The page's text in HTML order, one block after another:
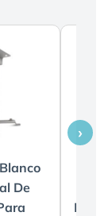
›
De